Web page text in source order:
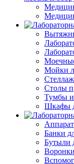
Мойки
Столы
Тумбы и
Шкафы
Банки
Бутыли